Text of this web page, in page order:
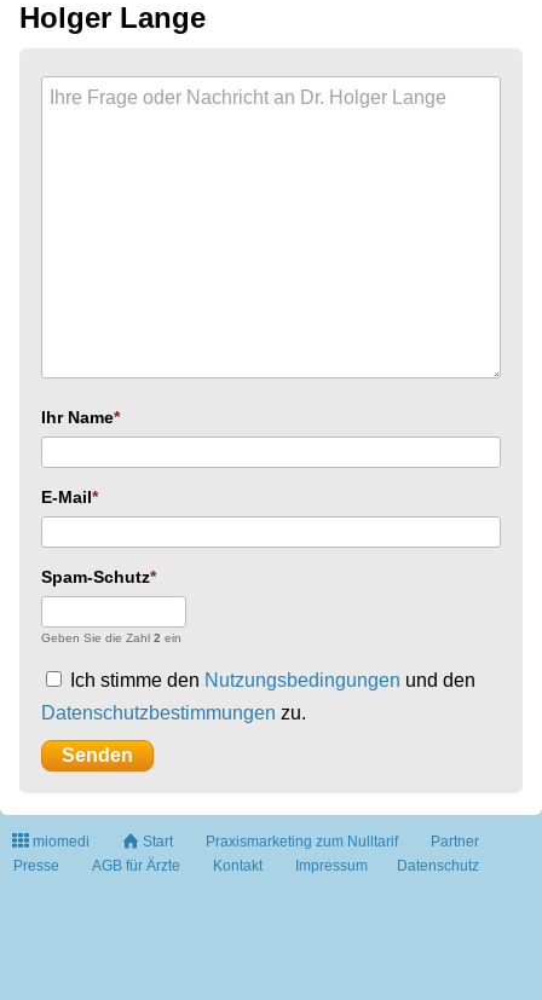
Holger Lange
Ihr Name
E-Mail
Spam-Schutz
Geben Sie die Zahl 2 ein
Ich stimme den Nutzungsbedingungen und den
Datenschutzbestimmungen zu.
miomedi Start Praxismarketing zum Nulltarif
Partner
Presse
AGB für Ärzte Kontakt Impressum Datenschutz